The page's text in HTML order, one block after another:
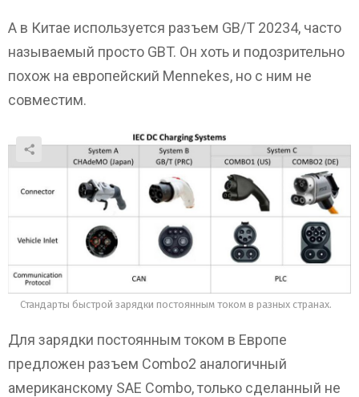
А в Китае используется разъем GB/T 20234, часто
называемый просто GBT. Он хоть и подозрительно
похож на европейский Mennekes, но с ним не
совместим.
Стандарты быстрой зарядки постоянным током в разных странах.
Для зарядки постоянным током в Европе
предложен разъем Combo2 аналогичный
американскому SAE Combo, только сделанный не